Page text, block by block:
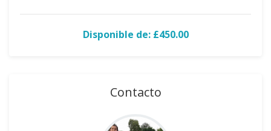
Disponible de: £450.00
Contacto